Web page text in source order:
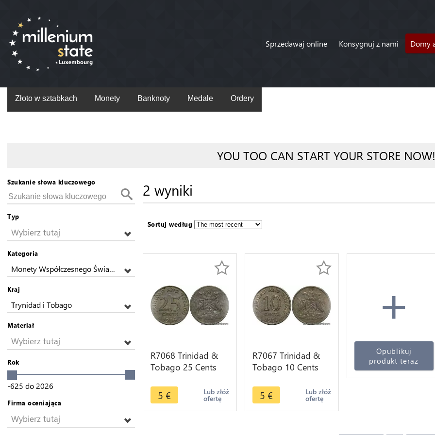
Sprzedawaj online Konsygnuj z nami Domy
Złoto w sztabkach Monety Banknoty Medale Ordery
YOU TOO CAN START YOUR STORE NOW!
Szukanie słowa kluczowego
Typ
Wybierz tutaj
Kategoria
Monety Współczesnego Świata z Ameryki
Kraj
Trynidad i Tobago
Materiał
Wybierz tutaj
Rok
-625 do 2026
Firma oceniająca
Wybierz tutaj
2 wyniki
Sortuj według
R7068 Trinidad &
Tobago 25 Cents
5 € Lub złóż
ofertę
R7067 Trinidad &
Tobago 10 Cents
5 € Lub złóż
ofertę
+
Opublikuj
produkt teraz